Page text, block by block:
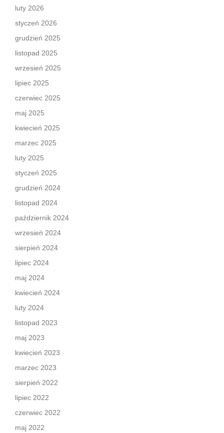
luty 2026
styczeń 2026
grudzień 2025
listopad 2025
wrzesień 2025
lipiec 2025
czerwiec 2025
maj 2025
kwiecień 2025
marzec 2025
luty 2025
styczeń 2025
grudzień 2024
listopad 2024
październik 2024
wrzesień 2024
sierpień 2024
lipiec 2024
maj 2024
kwiecień 2024
luty 2024
listopad 2023
maj 2023
kwiecień 2023
marzec 2023
sierpień 2022
lipiec 2022
czerwiec 2022
maj 2022